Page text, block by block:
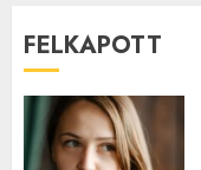
FELKAPOTT